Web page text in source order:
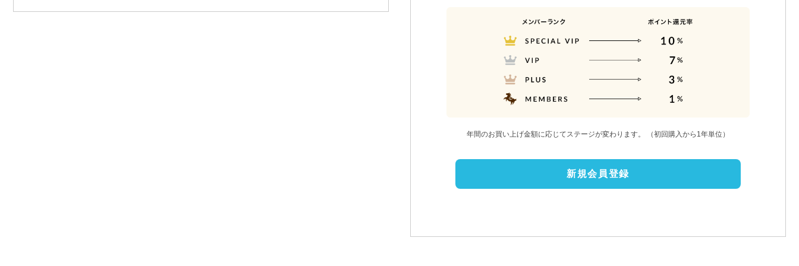
年間のお買い上げ金額に応じてステージが変わります。 （初回購入から1年単位）
新規会員登録